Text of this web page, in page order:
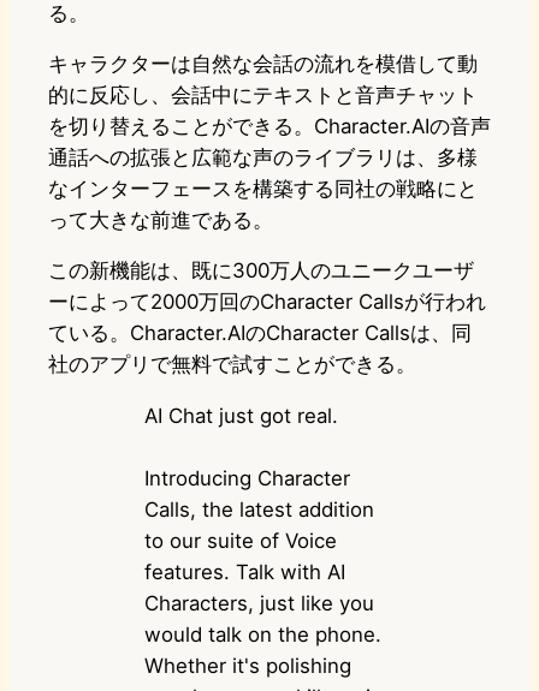
る。
キャラクターは自然な会話の流れを模借して動
的に反応し、会話中にテキストと音声チャット
を切り替えることができる。Character.AIの音声
通話への拡張と広範な声のライブラリは、多様
なインターフェースを構築する同社の戦略にと
って大きな前進である。
この新機能は、既に300万人のユニークユーザ
ーによって2000万回のCharacter Callsが行われ
ている。Character.AIのCharacter Callsは、同
社のアプリで無料で試すことができる。
AI Chat just got real.
Introducing Character
Calls, the latest addition
to our suite of Voice
features. Talk with AI
Characters, just like you
would talk on the phone.
Whether it's polishing